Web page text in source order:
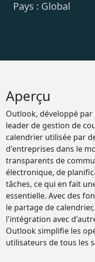
Pays : Global
Aperçu
Outlook, développé
leader de gestion de
calendrier utilisée par
d'entreprises dans le
transparents de
électronique, de
tâches, ce qui en fait
essentielle. Avec des
le partage de
l'intégration avec
Outlook simplifie les
utilisateurs de tous les